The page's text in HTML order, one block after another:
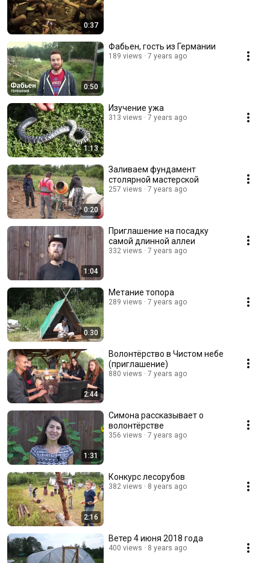
0:37
0:50
Фабьен, гость из Германии
189 views 7 years ago
1:13
Изучение ужа
313 views 7 years ago
0:20
Заливаем фундамент
столярной мастерской
257 views 7 years ago
1:04
Приглашение на посадку
самой длинной аллеи
332 views 7 years ago
0:30
Метание топора
289 views 7 years ago
2:44
Волонтёрство в Чистом небе
(приглашение)
880 views 7 years ago
1:31
Симона рассказывает о
волонтёрстве
356 views 7 years ago
2:16
Конкурс лесорубов
382 views 8 years ago
Ветер 4 июня 2018 года
400 views 8 years ago